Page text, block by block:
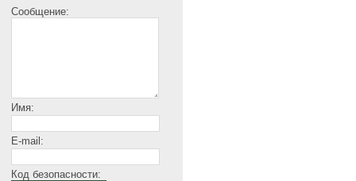
Сообщение:
Имя:
E-mail:
Код безопасности: